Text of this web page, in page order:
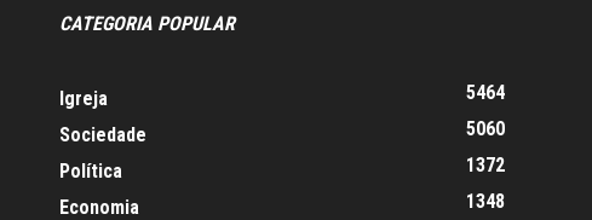
CATEGORIA POPULAR
Igreja
5464
Sociedade
5060
Política
1372
Economia
1348